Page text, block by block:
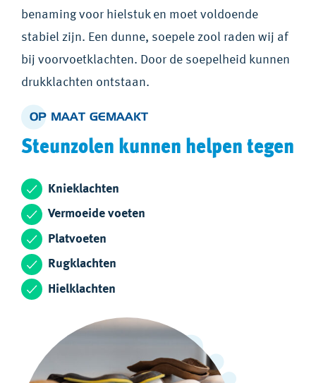
benaming voor hielstuk en moet voldoende
stabiel zijn. Een dunne, soepele zool raden wij af
bij voorvoetklachten. Door de soepelheid kunnen
drukklachten ontstaan.
OP MAAT GEMAAKT
Steunzolen kunnen helpen tegen
Knieklachten
Vermoeide voeten
Platvoeten
Rugklachten
Hielklachten